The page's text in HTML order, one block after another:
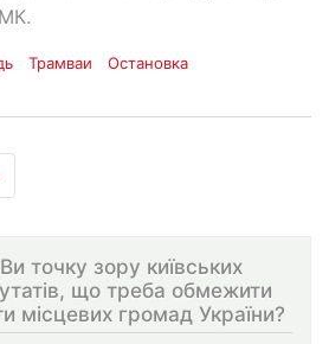
Трамваи Остановка
точку зору київських
що треба обмежити
місцевих громад України?